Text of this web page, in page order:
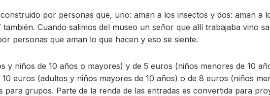
por personas que, uno: aman a los insectos y dos: aman a
Cuando salimos del museo un señor que allí trabajaba vino
personas que aman lo que hacen y eso se siente.
y niños de 10 años o mayores) y de 5 euros (niños menores de 10
euros (adultos y niños mayores de 10 años) o de 8 euros (niños
grupos. Parte de la renda de las entradas es convertida para